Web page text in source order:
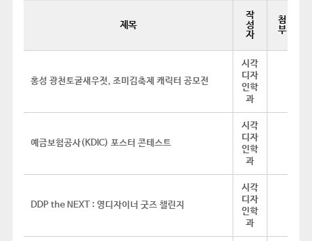
제목
작
성
자
첨
부
홍성 광천토굴새우젓, 조미김축제 캐릭터 공모전
시각
디자
인학
과
예금보험공사(KDIC) 포스터 콘테스트
시각
디자
인학
과
DDP the NEXT : 영디자이너 굿즈 챌린지
시각
디자
인학
과